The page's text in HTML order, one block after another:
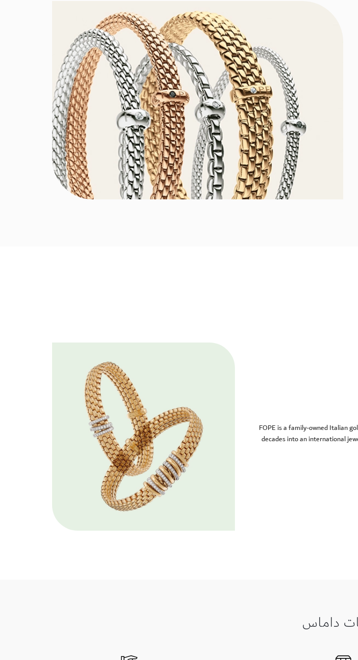
FOPE is a family-owned Italian
decades into an international
داماس